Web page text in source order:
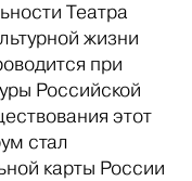
Театра
жизни
при
Российской
этот
стал
карты России